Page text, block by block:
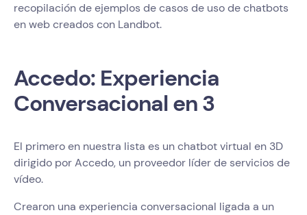
recopilación de ejemplos de casos de uso de chatbots
en web creados con Landbot.
Accedo: Experiencia
Conversacional en 3
El primero en nuestra lista es un chatbot virtual en 3D
dirigido por Accedo, un proveedor líder de servicios de
vídeo.
Crearon una experiencia conversacional ligada a un